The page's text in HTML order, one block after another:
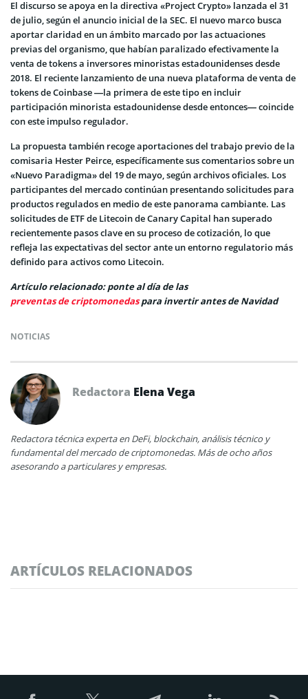
El discurso se apoya en la directiva «Project Crypto» lanzada el 31
de julio, según el anuncio inicial de la SEC. El nuevo marco busca
aportar claridad en un ámbito marcado por las actuaciones
previas del organismo, que habían paralizado efectivamente la
venta de tokens a inversores minoristas estadounidenses desde
2018. El reciente lanzamiento de una nueva plataforma de venta de
tokens de Coinbase —la primera de este tipo en incluir
participación minorista estadounidense desde entonces— coincide
con este impulso regulador.
La propuesta también recoge aportaciones del trabajo previo de la
comisaria Hester Peirce, específicamente sus comentarios sobre un
«Nuevo Paradigma» del 19 de mayo, según archivos oficiales. Los
participantes del mercado continúan presentando solicitudes para
productos regulados en medio de este panorama cambiante. Las
solicitudes de ETF de Litecoin de Canary Capital han superado
recientemente pasos clave en su proceso de cotización, lo que
refleja las expectativas del sector ante un entorno regulatorio más
definido para activos como Litecoin.
Artículo relacionado: ponte al día de las
preventas de criptomonedaspara invertir antes de Navidad
NOTICIAS
Redactora Elena Vega
Redactora técnica experta en DeFi, blockchain, análisis técnico y
fundamental del mercado de criptomonedas. Más de ocho años
asesorando a particulares y empresas.
ARTÍCULOS RELACIONADOS